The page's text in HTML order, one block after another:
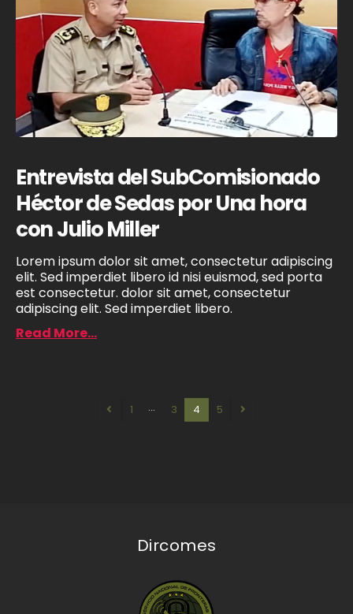
Entrevista del SubComisionado
Héctor de Sedas por Una hora
con Julio Miller
Lorem ipsum dolor sit amet, consectetur adipiscing
elit. Sed imperdiet libero id nisi euismod, sed porta
est consectetur. dolor sit amet, consectetur
adipiscing elit. Sed imperdiet libero.
Read More...
1 … 3 4 5
Dircomes